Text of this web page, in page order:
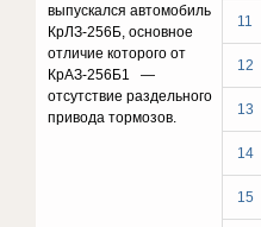
11
12
13
14
15
выпускался автомобиль
КрЛЗ-256Б, основное
отличие которого от
КрАЗ-256Б1 —
отсутствие раздельного
привода тормозов.